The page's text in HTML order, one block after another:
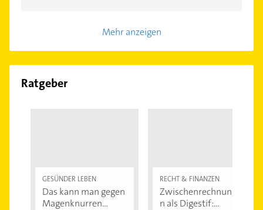
Mehr anzeigen
Ratgeber
GESÜNDER LEBEN
Das kann man gegen
Magenknurren...
RECHT & FINANZEN
Zwischenrechnunge
n als Digestif:...